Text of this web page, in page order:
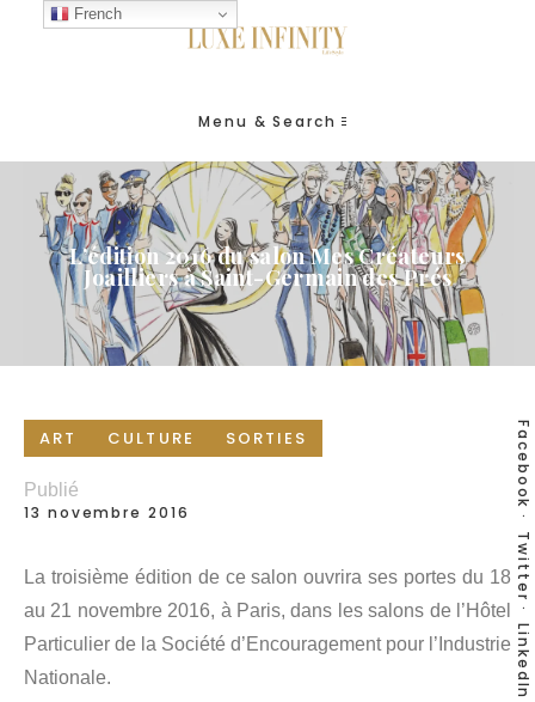
Menu & Search
L’édition 2016 du salon Mes Créateurs
Joailliers à Saint-Germain des Prés
Facebook
Twitter
LinkedIn
ART CULTURE SORTIES
Publié
13 novembre 2016
La troisième édition de ce salon ouvrira ses portes du 18
au 21 novembre 2016, à Paris, dans les salons de l’Hôtel
Particulier de la Société d’Encouragement pour l’Industrie
Nationale.
French